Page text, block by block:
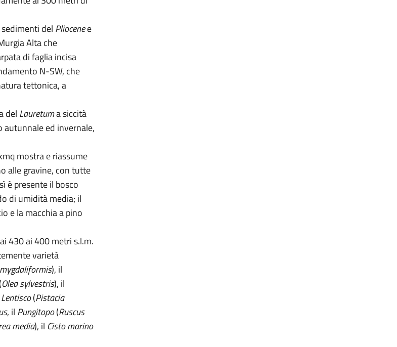
del Pliocenee
Alta che
di faglia incisa
N-SW, che
tettonica, a
del Lauretuma siccità
autunnale ed invernale,
mostra e riassume
alle gravine, con tutte
è presente il bosco
di umidità media; il
e la macchia a pino
430 ai 400 metri s.l.m.
varietà
), il
Olea sylvestris), il
Lentisco(Pistacia
, il Pungitopo(Ruscus
media), il Cisto marino